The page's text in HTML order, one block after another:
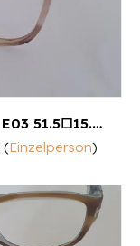
HICKMANN - H16150 E03 51.5□15.5 143
(Einzelperson)